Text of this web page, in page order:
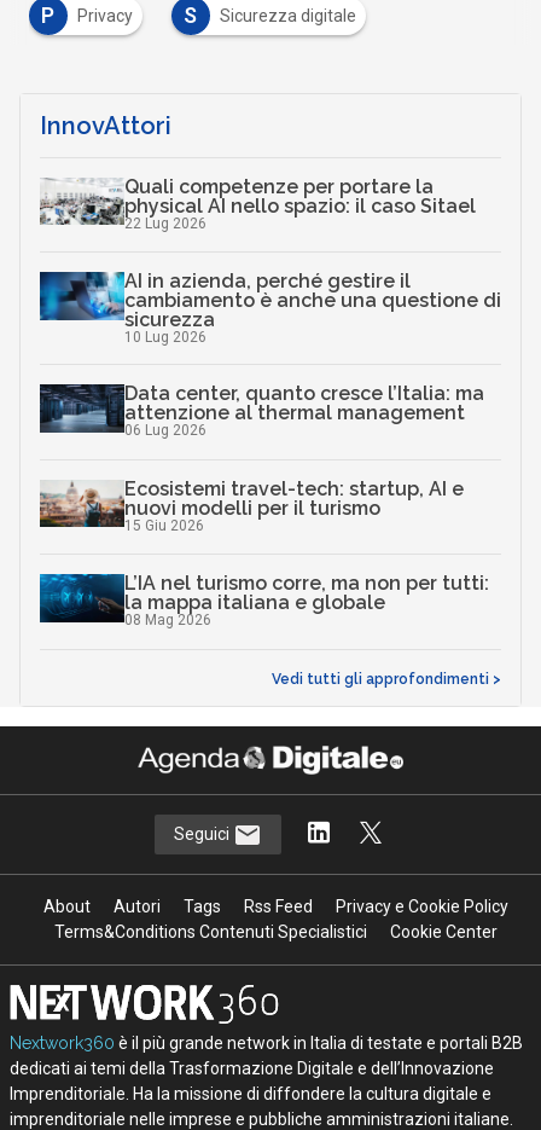
P Privacy S Sicurezza digitale
InnovAttori
Quali competenze per portare la
physical AI nello spazio: il caso Sitael
22 Lug 2026
AI in azienda, perché gestire il
cambiamento è anche una questione di
sicurezza
10 Lug 2026
Data center, quanto cresce l’Italia: ma
attenzione al thermal management
06 Lug 2026
Ecosistemi travel-tech: startup, AI e
nuovi modelli per il turismo
15 Giu 2026
L’IA nel turismo corre, ma non per tutti:
la mappa italiana e globale
08 Mag 2026
Vedi tutti gli approfondimenti >
Seguici
About Autori Tags Rss Feed
Privacy e Cookie Policy
Terms&Conditions Contenuti Specialistici
Cookie Center
Nextwork360 è il più grande network in Italia di testate e portali B2B
dedicati ai temi della Trasformazione Digitale e dell’Innovazione
Imprenditoriale. Ha la missione di diffondere la cultura digitale e
imprenditoriale nelle imprese e pubbliche amministrazioni italiane.